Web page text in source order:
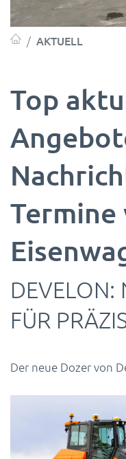
AKTUELL
Top
Termine
DEVELON:
FÜR
Der neue Dozer von